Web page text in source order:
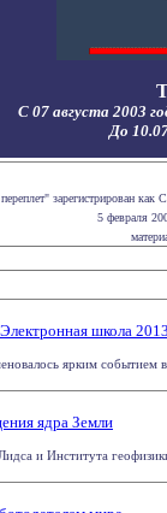
С 07 августа 2003
До
зарегистрирован как
5 февраля
школа
ярким событием
ядра Земли
и Института